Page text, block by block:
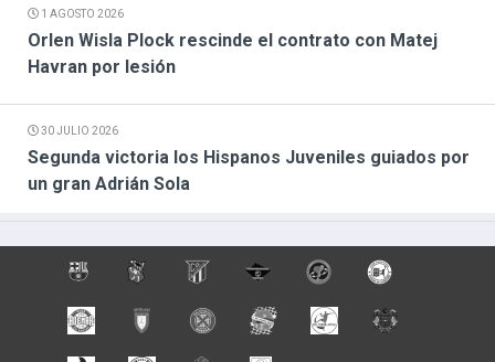
1 AGOSTO 2026
Orlen Wisla Plock rescinde el contrato con Matej
Havran por lesión
30 JULIO 2026
Segunda victoria los Hispanos Juveniles guiados por
un gran Adrián Sola